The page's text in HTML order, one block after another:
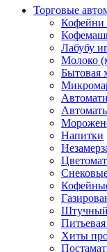
Торговые
Кофейни
Лабубу
Молоко
Бытовая
Напитки
Штучный
Хиты